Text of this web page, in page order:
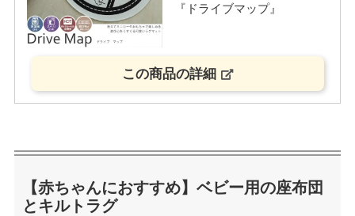
『ドライブマップ』
この商品の詳細
【赤ちゃんにおすすめ】ベビー用の座布団
とキルトラグ